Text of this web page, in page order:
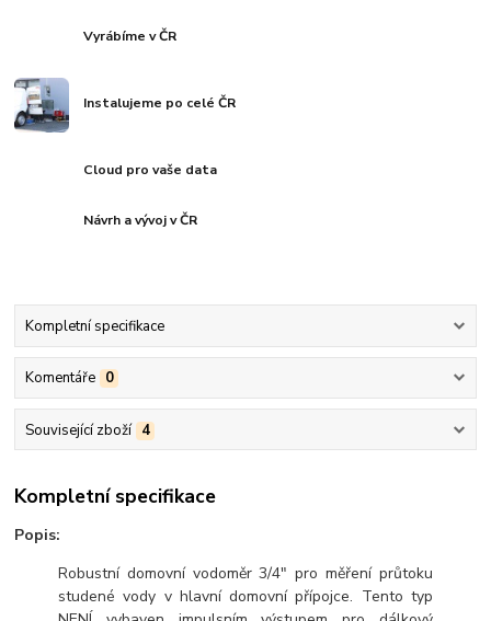
Vyrábíme v ČR
Instalujeme po celé ČR
Cloud pro vaše data
Návrh a vývoj v ČR
Kompletní specifikace
Komentáře 0
Související zboží 4
Kompletní specifikace
Popis:
Robustní domovní vodoměr 3/4" pro měření průtoku
studené vody v hlavní domovní přípojce. Tento typ